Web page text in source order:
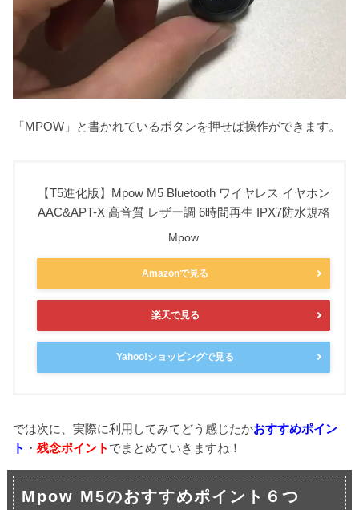
「MPOW」と書かれているボタンを押せば操作ができます。
【T5進化版】Mpow M5 Bluetooth ワイヤレス イヤホン
AAC&APT-X 高音質 レザー調 6時間再生 IPX7防水規格
Mpow
Amazonで見る
楽天で見る
Yahoo!ショッピングで見る
では次に、実際に利用してみてどう感じたかおすすめポイン
ト ・ 残念ポイント でまとめていきますね！
Mpow M5のおすすめポイント６つ